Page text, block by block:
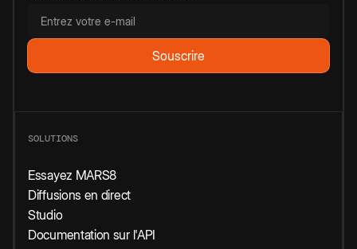
SOLUTIONS
Essayez MARS8
Diffusions en direct
Studio
Documentation sur l'API